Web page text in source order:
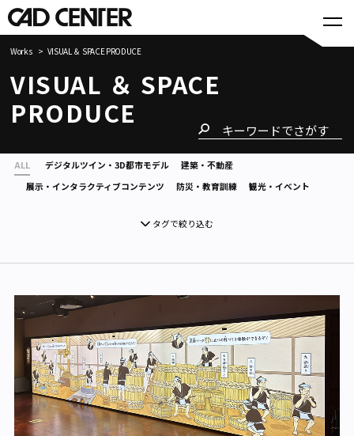
Works VISUAL ＆ SPACE PRODUCE
VISUAL ＆ SPACE
PRODUCE
ALL デジタルツイン・3D都市モデル
建築・不動産
展示・インタラクティブコンテンツ
防災・教育訓練 観光・イベント
タグで絞り込む